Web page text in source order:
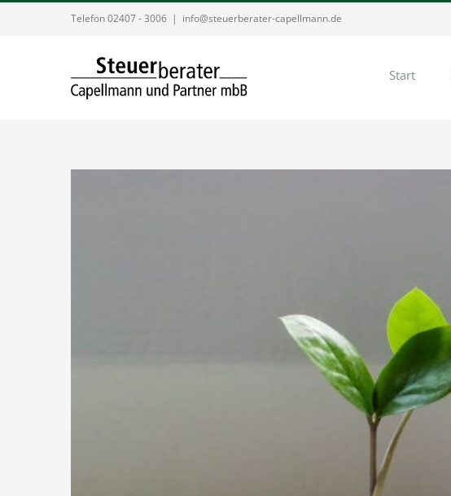
Telefon 02407 - 3006 | info@steuerberater-capellmann.de
Start